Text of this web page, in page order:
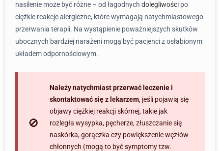
nasilenie może być różne – od łagodnych dolegliwości po
ciężkie reakcje alergiczne, które wymagają natychmiastowego
przerwania terapii. Na wystąpienie poważniejszych skutków
ubocznych bardziej narażeni mogą być pacjenci z osłabionym
układem odpornościowym.
Należy natychmiast przerwać leczenie i
skontaktować się z lekarzem, jeśli pojawią się
objawy ciężkiej reakcji skórnej, takie jak
rozległa wysypka, pęcherze, złuszczanie się
naskórka, gorączka czy powiększenie węzłów
chłonnych (mogą to być symptomy tzw.